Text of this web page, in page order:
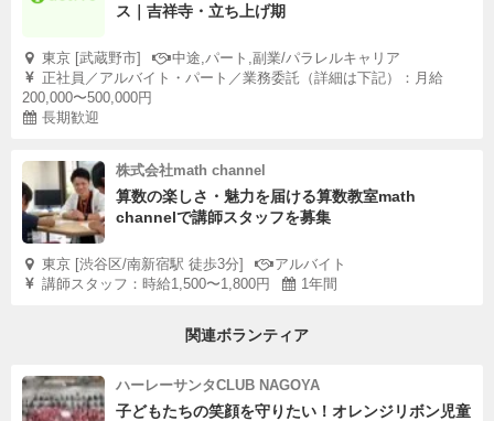
ス｜吉祥寺・立ち上げ期
東京 [武蔵野市]
中途,パート,副業/パラレルキャリア
正社員／アルバイト・パート／業務委託（詳細は下記）：月給
200,000〜500,000円
長期歓迎
株式会社math channel
算数の楽しさ・魅力を届ける算数教室math
channelで講師スタッフを募集
東京 [渋谷区/南新宿駅 徒歩3分]
アルバイト
講師スタッフ：時給1,500〜1,800円
1年間
関連ボランティア
ハーレーサンタCLUB NAGOYA
子どもたちの笑顔を守りたい！オレンジリボン児童